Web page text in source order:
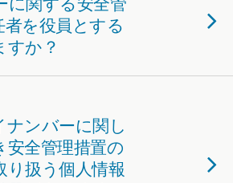
を役員とする
すか？
ンバーに関し
全管理措置の
り扱う個人情報